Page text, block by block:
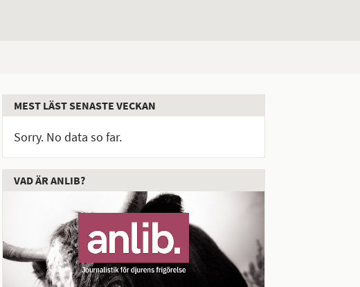
MEST LÄST SENASTE VECKAN
Sorry. No data so far.
VAD ÄR ANLIB?